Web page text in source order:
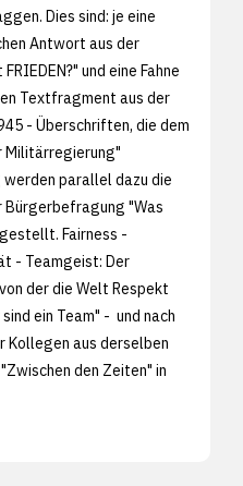
Dies sind: je eine
Antwort aus der
und eine Fahne
Textfragment aus der
- Überschriften, die dem
Militärregierung"
parallel dazu die
"Was
Fairness -
- Teamgeist: Der
der die Welt Respekt
ein Team" - und nach
Kollegen aus derselben
den Zeiten" in